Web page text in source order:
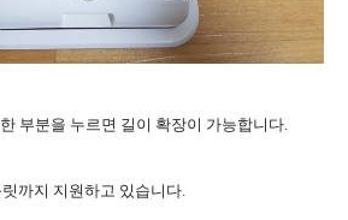
부분을 누르면 길이 확장이 가능합니다.
까지 지원하고 있습니다.